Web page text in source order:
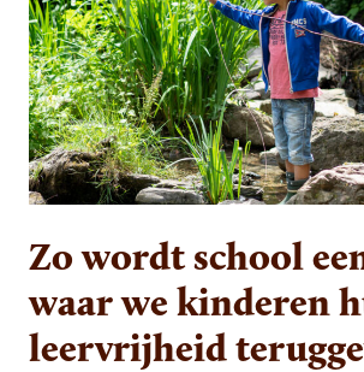
Zo wordt school
waar we kinderen
leervrijheid